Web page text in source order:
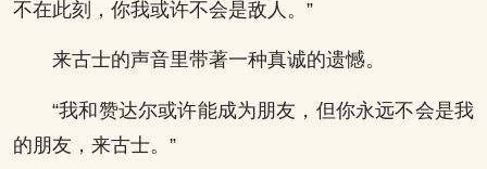
不在此刻，你我或许不会是敌人。”
来古士的声音里带著一种真诚的遗憾。
“我和赞达尔或许能成为朋友，但你永远不会是我
的朋友，来古士。”